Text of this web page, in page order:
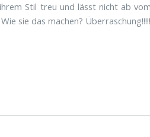
Stil treu und lässt nicht ab
sie das machen?